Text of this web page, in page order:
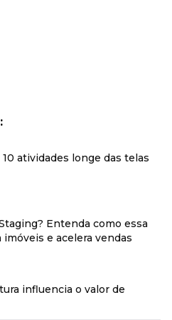
10 atividades longe das telas
Entenda como essa
e acelera vendas
influencia o valor de